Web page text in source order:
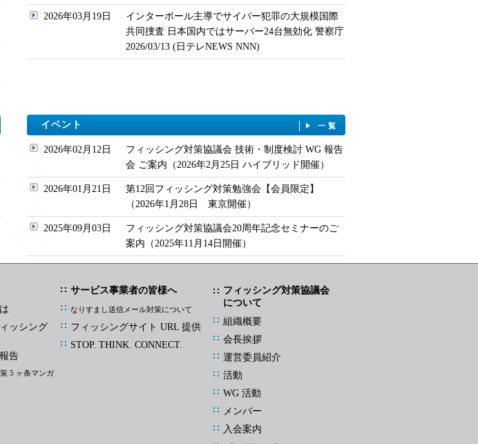
2026年03月19日
インターポール主導でサイバー犯罪の大規模国際
共同捜査 日本国内ではサーバー24台無効化 警察庁
2026/03/13 (日テレNEWS NNN)
イベント 一覧
2026年02月12日
フィッシング対策協議会 技術・制度検討 WG 報告
会 ご案内（2026年2月25日 ハイブリッド開催）
2026年01月21日
第12回フィッシング対策勉強会【会員限定】
（2026年1月28日 東京開催）
2025年09月03日
フィッシング対策協議会20周年記念セミナーのご
案内（2025年11月14日開催）
ッシング
告
5 ヶ条マンガ
サービス事業者の皆様へ
なりすまし送信メール対策について
フィッシングサイト URL 提供
STOP. THINK. CONNECT.
フィッシング対策協議会
について
組織概要
会長挨拶
運営委員紹介
活動
WG 活動
メンバー
入会案内